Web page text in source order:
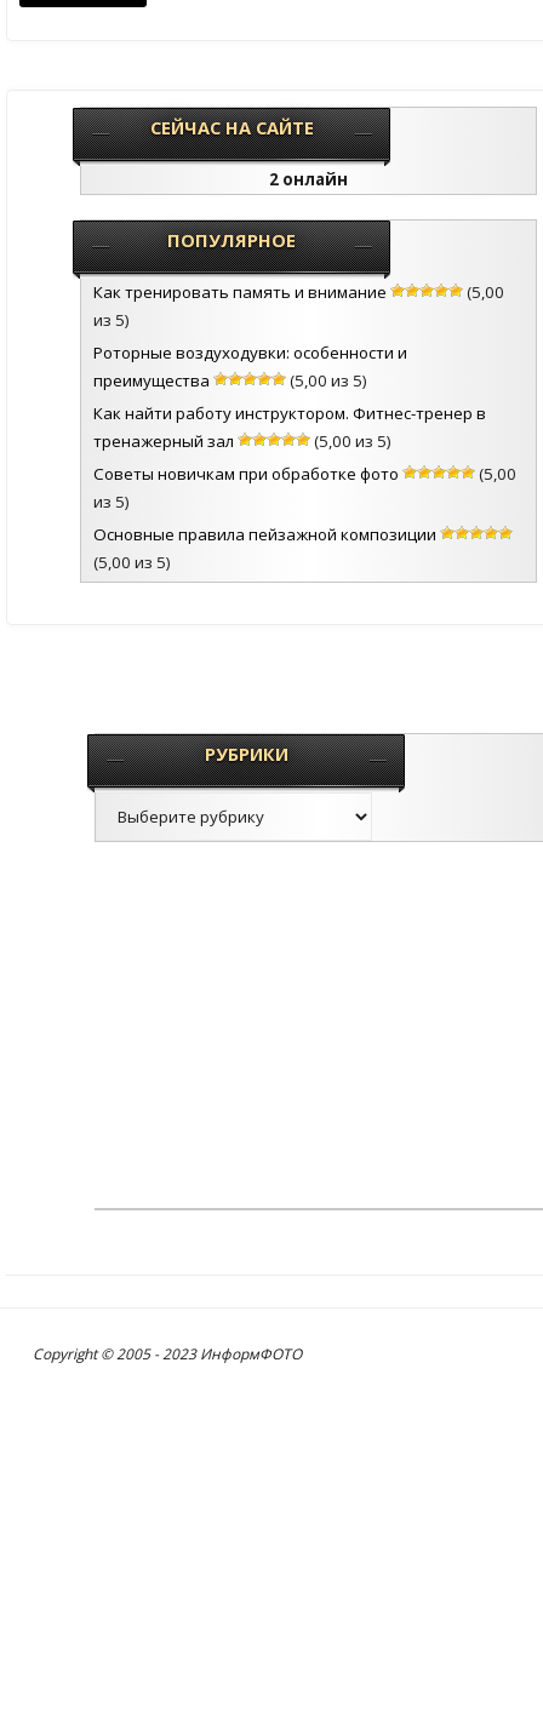
СЕЙЧАС НА САЙТЕ
2 онлайн
ПОПУЛЯРНОЕ
Как тренировать память и внимание
(5,00
из 5)
Роторные воздуходувки: особенности и
преимущества
(5,00 из 5)
Как найти работу инструктором. Фитнес-тренер в
тренажерный зал
(5,00 из 5)
Советы новичкам при обработке фото
(5,00
из 5)
Основные правила пейзажной композиции
(5,00 из 5)
РУБРИКИ
Copyright © 2005 - 2023 ИнформФОТО